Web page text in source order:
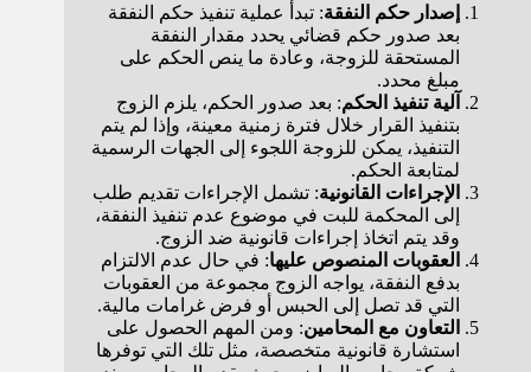
إصدار حكم النفقة: تبدأ عملية تنفيذ حكم النفقة
بعد صدور حكم قضائي يحدد مقدار النفقة
المستحقة للزوجة، وعادة ما ينص الحكم على
مبلغ محدد.
آلية تنفيذ الحكم: بعد صدور الحكم، يلزم الزوج
بتنفيذ القرار خلال فترة زمنية معينة، وإذا لم يتم
التنفيذ، يمكن للزوجة اللجوء إلى الجهات الرسمية
لمتابعة الحكم.
الإجراءات القانونية: تشمل الإجراءات تقديم طلب
إلى المحكمة للبت في موضوع عدم تنفيذ النفقة،
وقد يتم اتخاذ إجراءات قانونية ضد الزوج.
العقوبات المنصوص عليها: في حال عدم الالتزام
بدفع النفقة، يواجه الزوج مجموعة من العقوبات
التي قد تصل إلى الحبس أو فرض غرامات مالية.
التعاون مع المحامين: ومن المهم الحصول على
استشارة قانونية متخصصة، مثل تلك التي توفرها